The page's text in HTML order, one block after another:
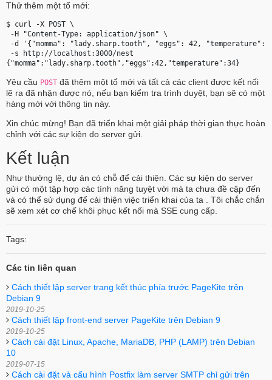
Thử thêm một tổ mới:
$ curl -X POST \
-H "Content-Type: application/json" \
-d '{"momma": "lady.sharp.tooth", "eggs": 42, "temperature":
-s http://localhost:3000/nest
Yêu cầu POST đã thêm một tổ mới và tất cả các client được kết nối
lẽ ra đã nhận được nó, nếu bạn kiểm tra trình duyệt, bạn sẽ có một
hàng mới với thông tin này.
Xin chúc mừng! Bạn đã triển khai một giải pháp thời gian thực hoàn
chỉnh với các sự kiện do server gửi.
Kết luận
Như thường lệ, dự án có chỗ để cải thiện. Các sự kiện do server
gửi có một tập hợp các tính năng tuyệt vời mà ta chưa đề cập đến
và có thể sử dụng để cải thiện việc triển khai của ta . Tôi chắc chắn
sẽ xem xét cơ chế khôi phục kết nối mà SSE cung cấp.
Tags:
Các tin liên quan
Cách thiết lập server trang kết thúc phía trước PageKite trên
Debian 9
2019-10-25
Cách thiết lập front-end server PageKite trên Debian 9
2019-10-25
Cách cài đặt Linux, Apache, MariaDB, PHP (LAMP) trên Debian
10
2019-07-15
Cách cài đặt và cấu hình Postfix làm server SMTP chỉ gửi trên